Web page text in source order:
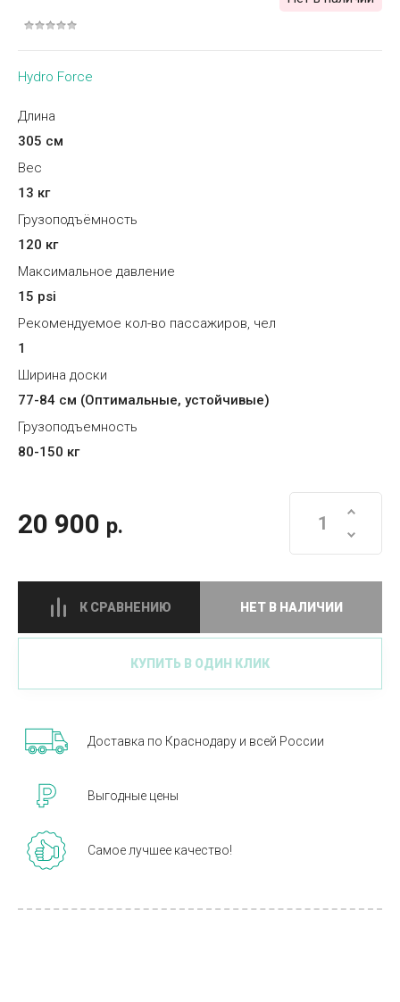
Hydro Force
Длина
305 см
Вес
13 кг
Грузоподъёмность
120 кг
Максимальное давление
15 psi
Рекомендуемое кол-во пассажиров, чел
1
Ширина доски
77-84 см (Оптимальные, устойчивые)
Грузоподъемность
80-150 кг
20 900 р.
К СРАВНЕНИЮ НЕТ В НАЛИЧИИ
КУПИТЬ В ОДИН КЛИК
Доставка по Краснодару и всей России
Выгодные цены
Самое лучшее качество!